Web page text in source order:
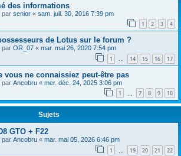
des informations
par senior « sam. juil. 30, 2016 7:39 pm
1 2 3 4
de Lotus sur le forum ?
par OR_07 « mar. mai 26, 2020 7:54 pm
1 … 14 15 16 17
vous ne connaissiez peut-être pas
par Ancobru « mer. déc. 24, 2025 3:06 pm
1 7 8 9 10
Sujets
GTO + F22
par Ancobru « mar. mai 05, 2026 6:46 pm
1 19 20 21 22